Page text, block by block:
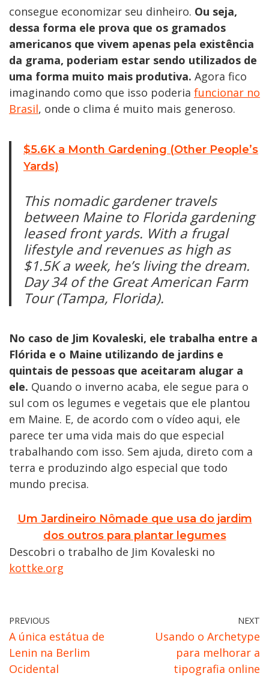
consegue economizar seu dinheiro. Ou seja,
dessa forma ele prova que os gramados
americanos que vivem apenas pela existência
da grama, poderiam estar sendo utilizados de
uma forma muito mais produtiva. Agora fico
imaginando como que isso poderia funcionar no
Brasil, onde o clima é muito mais generoso.
$5.6K a Month Gardening (Other People’s
Yards)
This nomadic gardener travels
between Maine to Florida gardening
leased front yards. With a frugal
lifestyle and revenues as high as
$1.5K a week, he’s living the dream.
Day 34 of the Great American Farm
Tour (Tampa, Florida).
No caso de Jim Kovaleski, ele trabalha entre a
Flórida e o Maine utilizando de jardins e
quintais de pessoas que aceitaram alugar a
ele. Quando o inverno acaba, ele segue para o
sul com os legumes e vegetais que ele plantou
em Maine. E, de acordo com o vídeo aqui, ele
parece ter uma vida mais do que especial
trabalhando com isso. Sem ajuda, direto com a
terra e produzindo algo especial que todo
mundo precisa.
Um Jardineiro Nômade que usa do jardim
dos outros para plantar legumes
Descobri o trabalho de Jim Kovaleski no
kottke.org
PREVIOUS
A única estátua de
Lenin na Berlim
Ocidental
NEXT
Usando o Archetype
para melhorar a
tipografia online